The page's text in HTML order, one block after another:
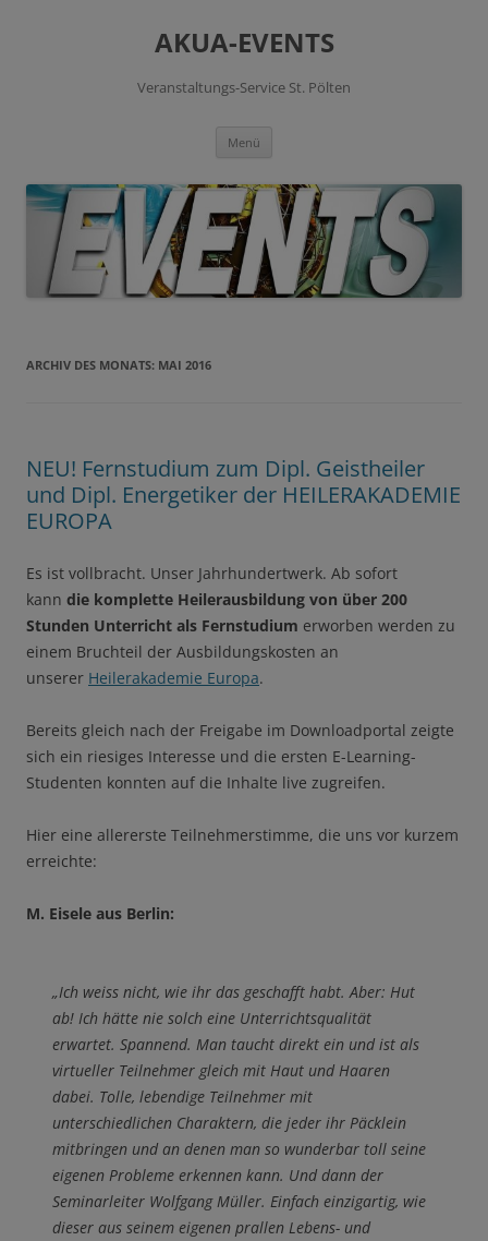
AKUA-EVENTS
Veranstaltungs-Service St. Pölten
Menü
ARCHIV DES MONATS: MAI 2016
NEU! Fernstudium zum Dipl. Geistheiler
und Dipl. Energetiker der HEILERAKADEMIE
EUROPA
Es ist vollbracht. Unser Jahrhundertwerk. Ab sofort
kann die komplette Heilerausbildung von über 200
Stunden Unterricht als Fernstudium erworben werden zu
einem Bruchteil der Ausbildungskosten an
unserer Heilerakademie Europa.
Bereits gleich nach der Freigabe im Downloadportal zeigte
sich ein riesiges Interesse und die ersten E-Learning-
Studenten konnten auf die Inhalte live zugreifen.
Hier eine allererste Teilnehmerstimme, die uns vor kurzem
erreichte:
M. Eisele aus Berlin:
„Ich weiss nicht, wie ihr das geschafft habt. Aber: Hut
ab! Ich hätte nie solch eine Unterrichtsqualität
erwartet. Spannend. Man taucht direkt ein und ist als
virtueller Teilnehmer gleich mit Haut und Haaren
dabei. Tolle, lebendige Teilnehmer mit
unterschiedlichen Charaktern, die jeder ihr Päcklein
mitbringen und an denen man so wunderbar toll seine
eigenen Probleme erkennen kann. Und dann der
Seminarleiter Wolfgang Müller. Einfach einzigartig, wie
dieser aus seinem eigenen prallen Lebens- und